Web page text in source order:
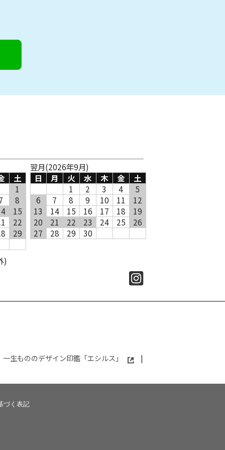
土
1
8
15
22
29
翌月(2026年9月)
日
月 火 水 木 金
土
1
2 3 4
5
6
7 8 9 10 11
12
13
14 15 16 17 18
19
20
21 22 23 24 25
26
27
28 29 30
)
一生もののデザイン印鑑「エシルス」 |
づく表記